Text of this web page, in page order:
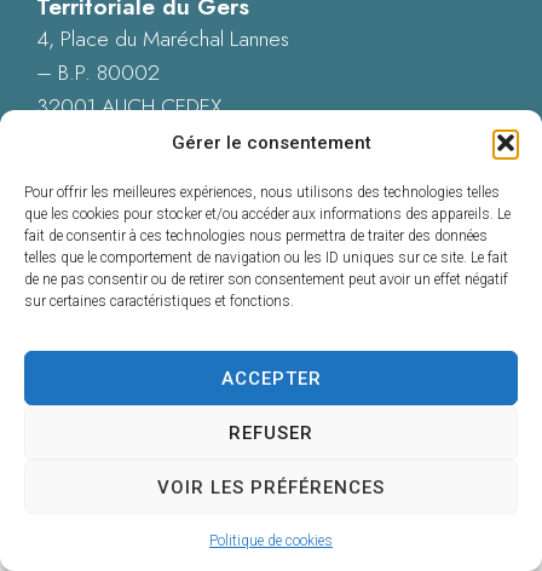
Gérer le consentement
Pour offrir les meilleures expériences, nous utilisons des technologies telles
que les cookies pour stocker et/ou accéder aux informations des appareils. Le
fait de consentir à ces technologies nous permettra de traiter des données
telles que le comportement de navigation ou les ID uniques sur ce site. Le fait
de ne pas consentir ou de retirer son consentement peut avoir un effet négatif
sur certaines caractéristiques et fonctions.
ACCEPTER
REFUSER
VOIR LES PRÉFÉRENCES
Politique de cookies
4, Place du Maréchal Lannes
– B.P. 80002
32001 AUCH CEDEX
05 62 60 15 00
Accessibilité : Conformité totale
Mentions légales
Données personnelles
Confidentialité
© 2025 - Propulsé par Utopia